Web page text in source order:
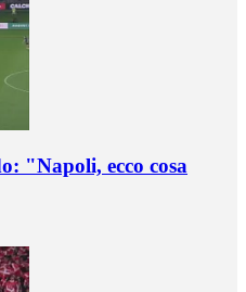
"Napoli, ecco cosa